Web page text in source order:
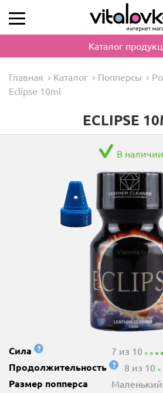
Каталог
Главная Каталог Попперсы
Eclipse 10ml
ECLIPSE
В наличии
Сила ? 7 из 10
Продолжительность ? 8 из 10
Размер попперса Маленький